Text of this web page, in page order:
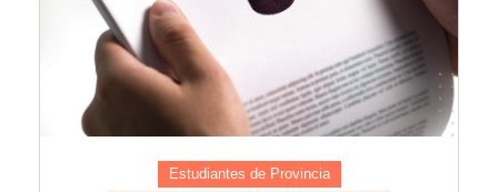
Estudiantes de Provincia